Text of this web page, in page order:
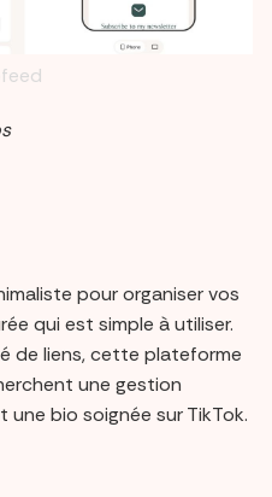
pour organiser vos
qui est simple à utiliser.
de liens, cette plateforme
une gestion
bio soignée sur TikTok.